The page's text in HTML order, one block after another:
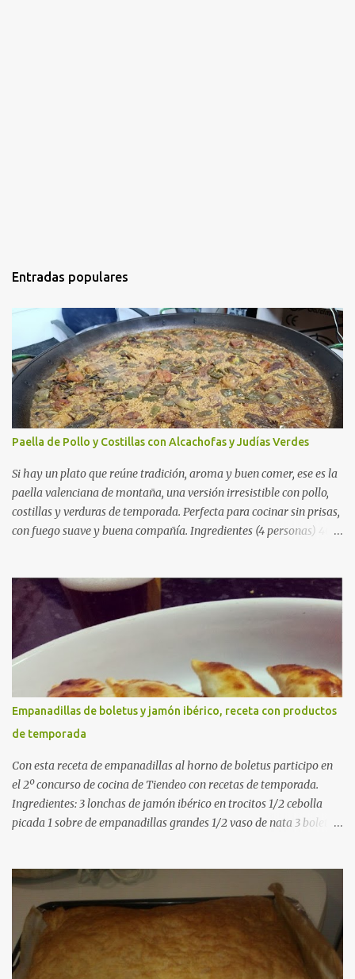
Entradas populares
Paella de Pollo y Costillas con Alcachofas y Judías Verdes
Si hay un plato que reúne tradición, aroma y buen comer, ese es la
paella valenciana de montaña, una versión irresistible con pollo,
costillas y verduras de temporada. Perfecta para cocinar sin prisas,
con fuego suave y buena compañía. Ingredientes (4 personas) 400
verdes planas 2 tomates maduros rallados 1,2 litros de caldo de
pollo (o agua) 1 cucharadita de hebras de azafrán 1 cucharadita de
pimentón dulce 2 dientes de ajo Aceite de oliva virgen extra Sal al
gusto (Opcional) una ramita de romero Elaboración 1. Prepara las
verduras Limpia las alcachofas, retira las hojas duras y córtalas en
cuartos. Trocea las judías verdes. Reserva en agua con limón para
que no se oxiden. 2. Sofríe las carnes En la paellera, añade un buen
chorro de aceite de oliva y dora bien el pollo y las costillas a fuego
medio-alto. Este paso es clave: cuanto más dorado, más sabor ten...
Empanadillas de boletus y jamón ibérico, receta con productos
de temporada
Con esta receta de empanadillas al horno de boletus participo en
el 2º concurso de cocina de Tiendeo con recetas de temporada.
Ingredientes: 3 lonchas de jamón ibérico en trocitos 1/2 cebolla
picada 1 sobre de empanadillas grandes 1/2 vaso de nata 3 boletus
virgen para untar la bandeja de horno Elaboración: Precalentar el
horno a 200ºC .Picamos la cebolla y la doramos en una sartén
grande con el aceite de oliva virgen extra a fuego medio. A
continuación agregamos la nata y los boletus en trocitos
pequeños. Removemos bien y agregamos el jamón ibérico cortado
en trocitos. Picamos los huevos duros y los agregamos a la mezcla